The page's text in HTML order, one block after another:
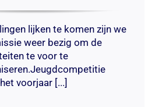
lijken te komen zijn we
weer bezig om de
te voor te
voorjaar [...]